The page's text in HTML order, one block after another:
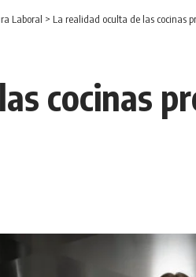
Laboral > La realidad oculta de las cocinas
cocinas